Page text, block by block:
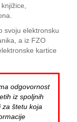
svoju elektronsku
a iz FZO
kartice
odgovornost
iz spoljnih
štetu koja